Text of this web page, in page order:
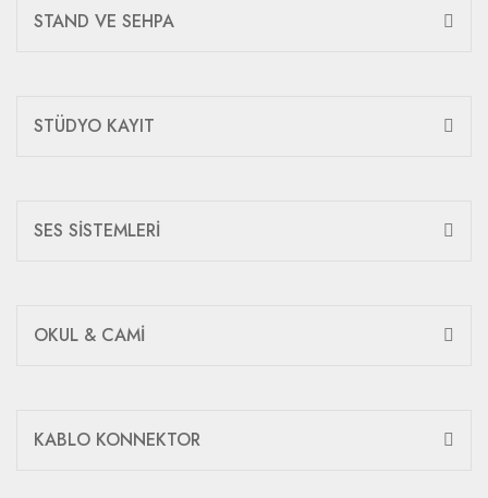
STAND VE SEHPA
STÜDYO KAYIT
SES SİSTEMLERİ
OKUL & CAMİ
KABLO KONNEKTOR